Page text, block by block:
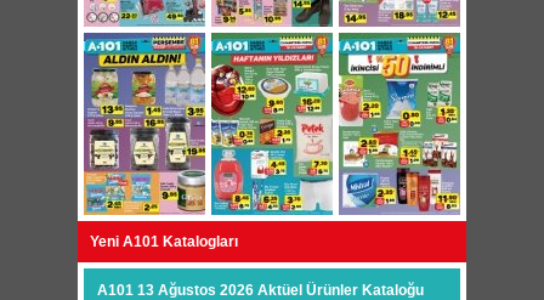
Yeni A101 Katalogları
A101 13 Ağustos 2026 Aktüel Ürünler Kataloğu